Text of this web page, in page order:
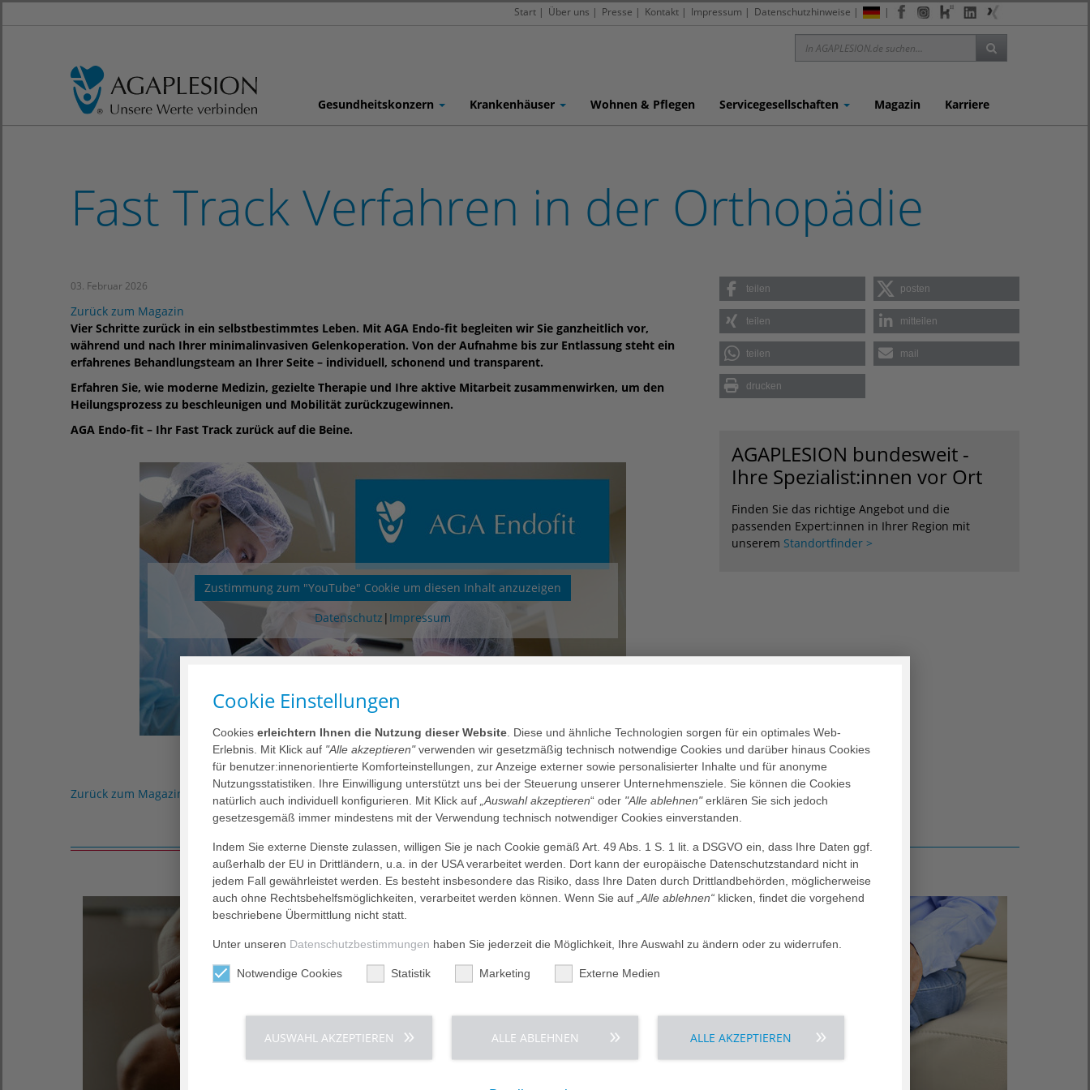
|
Start | Über uns | Presse | Kontakt | Impressum | Datenschutzhinweise |
Gesundheitskonzern Krankenhäuser Wohnen & Pflegen Servicegesellschaften Magazin Karriere
Fast Track Verfahren in der Orthopädie
03. Februar 2026
Zurück zum Magazin
Vier Schritte zurück in ein selbstbestimmtes Leben. Mit AGA Endo-fit begleiten wir Sie ganzheitlich vor,
während und nach Ihrer minimalinvasiven Gelenkoperation. Von der Aufnahme bis zur Entlassung steht ein
erfahrenes Behandlungsteam an Ihrer Seite – individuell, schonend und transparent.
Erfahren Sie, wie moderne Medizin, gezielte Therapie und Ihre aktive Mitarbeit zusammenwirken, um den
Heilungsprozess zu beschleunigen und Mobilität zurückzugewinnen.
AGA Endo-fit – Ihr Fast Track zurück auf die Beine.
Zustimmung zum "YouTube" Cookie um diesen Inhalt anzuzeigen
Datenschutz | Impressum
Zurück zum Magazin
teilen posten
teilen mitteilen
teilen mail
drucken
AGAPLESION bundesweit -
Ihre Spezialist:innen vor Ort
Finden Sie das richtige Angebot und die
passenden Expert:innen in Ihrer Region mit
unserem Standortfinder >
Weitere interessante Artikel
Cookie Einstellungen
Cookies erleichtern Ihnen die Nutzung dieser Website . Diese und ähnliche Technologien sorgen für ein optimales Web-
Erlebnis. Mit Klick auf "Alle akzeptieren"verwenden wir gesetzmäßig technisch notwendige Cookies und darüber hinaus Cookies
für benutzer:innenorientierte Komforteinstellungen, zur Anzeige externer sowie personalisierter Inhalte und für anonyme
Nutzungsstatistiken. Ihre Einwilligung unterstützt uns bei der Steuerung unserer Unternehmensziele. Sie können die Cookies
natürlich auch individuell konfigurieren. Mit Klick auf „Auswahl akzeptieren“ oder "Alle ablehnen"erklären Sie sich jedoch
gesetzesgemäß immer mindestens mit der Verwendung technisch notwendiger Cookies einverstanden.
Indem Sie externe Dienste zulassen, willigen Sie je nach Cookie gemäß Art. 49 Abs. 1 S. 1 lit. a DSGVO ein, dass Ihre Daten ggf.
außerhalb der EU in Drittländern, u.a. in der USA verarbeitet werden. Dort kann der europäische Datenschutzstandard nicht in
jedem Fall gewährleistet werden. Es besteht insbesondere das Risiko, dass Ihre Daten durch Drittlandbehörden, möglicherweise
auch ohne Rechtsbehelfsmöglichkeiten, verarbeitet werden können. Wenn Sie auf „Alle ablehnen“ klicken, findet die vorgehend
beschriebene Übermittlung nicht statt.
Unter unseren Datenschutzbestimmungen haben Sie jederzeit die Möglichkeit, Ihre Auswahl zu ändern oder zu widerrufen.
Notwendige Cookies Statistik Marketing Externe Medien
AUSWAHL AKZEPTIEREN ALLE ABLEHNEN ALLE AKZEPTIEREN